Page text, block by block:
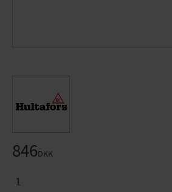
846DKK